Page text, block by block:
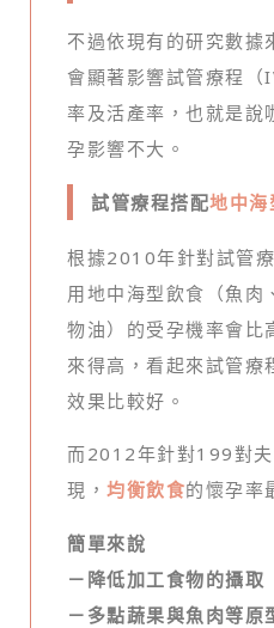
不過依現有的研究數據
會顯著影響試管療程（
率及活產率，也就是說
孕影響不大。
試管療程搭配地中海
根據2010年針對試管
用地中海型飲食（魚肉
物油）的受孕機率會比
來得高，看起來試管療
效果比較好。
而2012年針對199對
現， 均衡飲食的懷孕率
簡單來說
－降低加工食物的攝取
－多點蔬果與魚肉等原